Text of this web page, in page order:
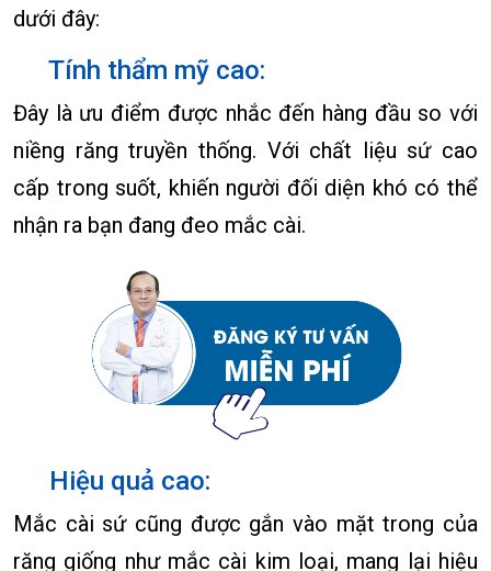
dưới đây:
Tính thẩm mỹ cao:
Đây là ưu điểm được nhắc đến hàng đầu so với
niềng răng truyền thống. Với chất liệu sứ cao
cấp trong suốt, khiến người đối diện khó có thể
nhận ra bạn đang đeo mắc cài.
Hiệu quả cao:
Mắc cài sứ cũng được gắn vào mặt trong của
răng giống như mắc cài kim loại, mang lại hiệu